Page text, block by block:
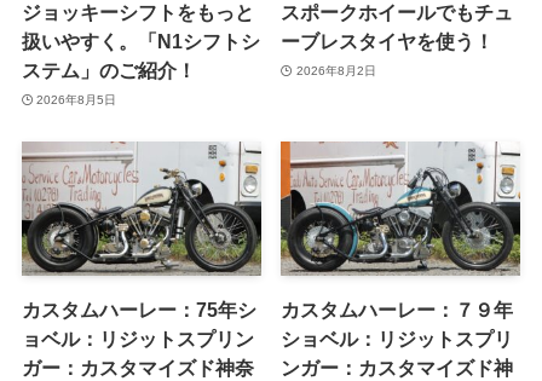
ジョッキーシフトをもっと
扱いやすく。「N1シフトシ
ステム」のご紹介！
2026年8月5日
スポークホイールでもチュ
ーブレスタイヤを使う！
2026年8月2日
カスタムハーレー：75年シ
ョベル：リジットスプリン
ガー：カスタマイズド神奈
カスタムハーレー：７９年
ショベル：リジットスプリ
ンガー：カスタマイズド神